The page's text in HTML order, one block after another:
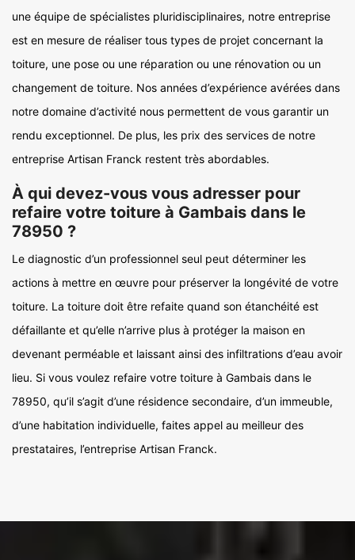
une équipe de spécialistes pluridisciplinaires, notre entreprise
est en mesure de réaliser tous types de projet concernant la
toiture, une pose ou une réparation ou une rénovation ou un
changement de toiture. Nos années d’expérience avérées dans
notre domaine d’activité nous permettent de vous garantir un
rendu exceptionnel. De plus, les prix des services de notre
entreprise Artisan Franck restent très abordables.
À qui devez-vous vous adresser pour
refaire votre toiture à Gambais dans le
78950 ?
Le diagnostic d’un professionnel seul peut déterminer les
actions à mettre en œuvre pour préserver la longévité de votre
toiture. La toiture doit être refaite quand son étanchéité est
défaillante et qu’elle n’arrive plus à protéger la maison en
devenant perméable et laissant ainsi des infiltrations d’eau avoir
lieu. Si vous voulez refaire votre toiture à Gambais dans le
78950, qu’il s’agit d’une résidence secondaire, d’un immeuble,
d’une habitation individuelle, faites appel au meilleur des
prestataires, l’entreprise Artisan Franck.